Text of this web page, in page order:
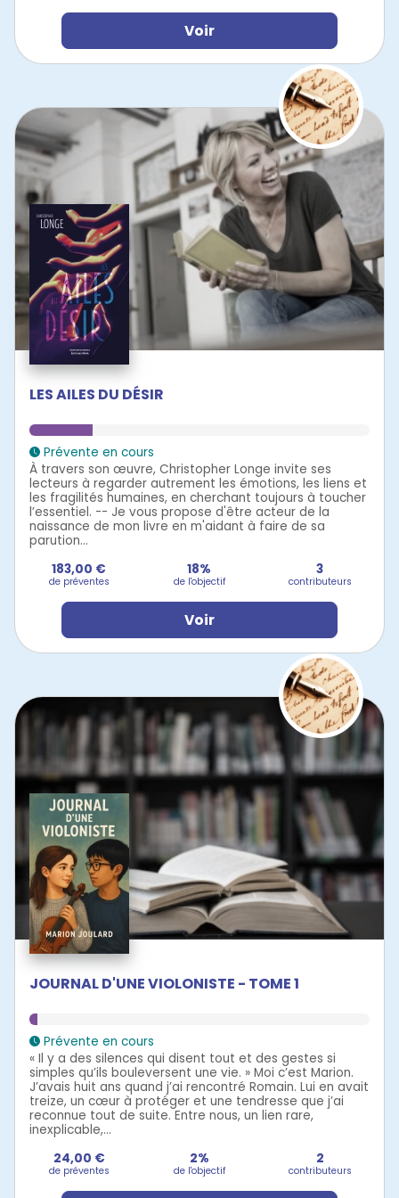
Voir
LES AILES DU DÉSIR
Prévente en cours
À travers son œuvre, Christopher Longe invite ses
lecteurs à regarder autrement les émotions, les liens et
les fragilités humaines, en cherchant toujours à toucher
l’essentiel. -- Je vous propose d'être acteur de la
naissance de mon livre en m'aidant à faire de sa
parution...
183,00 €
de préventes
18%
de l'objectif
3
contributeurs
Voir
JOURNAL D'UNE VIOLONISTE - TOME 1
Prévente en cours
« Il y a des silences qui disent tout et des gestes si
simples qu’ils bouleversent une vie. » Moi c’est Marion.
J’avais huit ans quand j’ai rencontré Romain. Lui en avait
treize, un cœur à protéger et une tendresse que j’ai
reconnue tout de suite. Entre nous, un lien rare,
inexplicable,...
24,00 €
de préventes
2%
de l'objectif
2
contributeurs